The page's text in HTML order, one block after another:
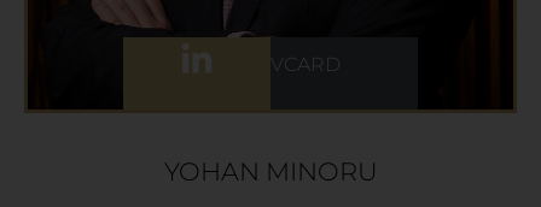
VCARD
YOHAN MINORU